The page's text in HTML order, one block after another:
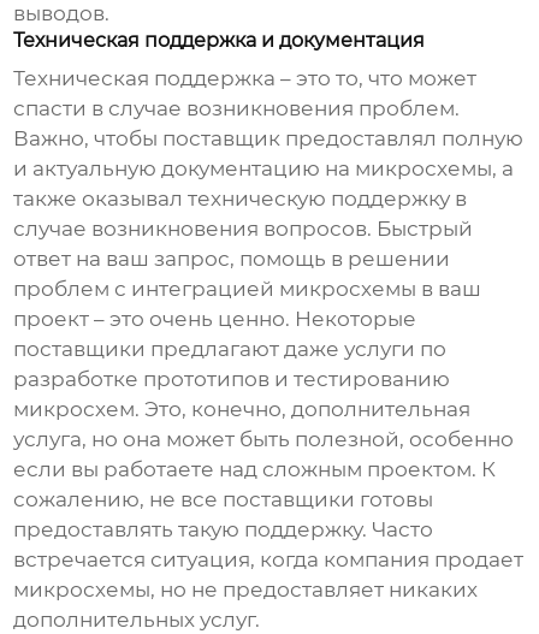
выводов.
Техническая поддержка и документация
Техническая поддержка – это то, что может
спасти в случае возникновения проблем.
Важно, чтобы поставщик предоставлял полную
и актуальную документацию на микросхемы, а
также оказывал техническую поддержку в
случае возникновения вопросов. Быстрый
ответ на ваш запрос, помощь в решении
проблем с интеграцией микросхемы в ваш
проект – это очень ценно. Некоторые
поставщики предлагают даже услуги по
разработке прототипов и тестированию
микросхем. Это, конечно, дополнительная
услуга, но она может быть полезной, особенно
если вы работаете над сложным проектом. К
сожалению, не все поставщики готовы
предоставлять такую поддержку. Часто
встречается ситуация, когда компания продает
микросхемы, но не предоставляет никаких
дополнительных услуг.